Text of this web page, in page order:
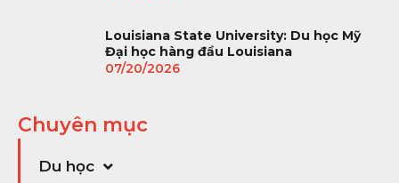
Louisiana State University: Du học Mỹ
Đại học hàng đầu Louisiana
07/20/2026
Chuyên mục
Du học